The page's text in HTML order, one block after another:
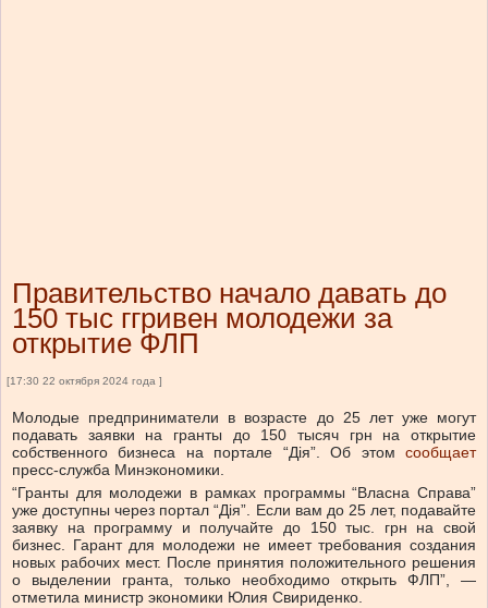
Правительство начало давать до
150 тыс ггривен молодежи за
открытие ФЛП
[17:30 22 октября 2024 года ]
Молодые предприниматели в возрасте до 25 лет уже могут
подавать заявки на гранты до 150 тысяч грн на открытие
собственного бизнеса на портале “Дія”. Об этом сообщает
пресс-служба Минэкономики.
“Гранты для молодежи в рамках программы “Власна Справа”
уже доступны через портал “Дія”. Если вам до 25 лет, подавайте
заявку на программу и получайте до 150 тыс. грн на свой
бизнес. Гарант для молодежи не имеет требования создания
новых рабочих мест. После принятия положительного решения
о выделении гранта, только необходимо открыть ФЛП”, —
отметила министр экономики Юлия Свириденко.